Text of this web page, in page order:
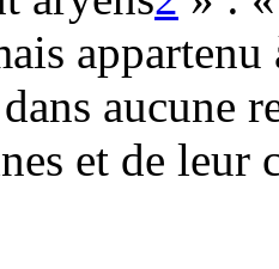
aucune
et de leur